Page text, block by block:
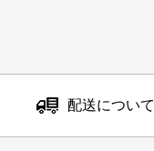
配送について